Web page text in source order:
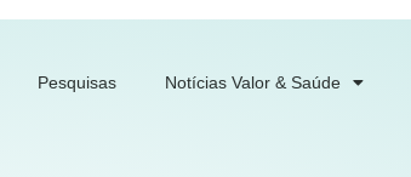
Pesquisas Notícias Valor & Saúde